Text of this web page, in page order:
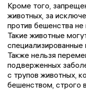
Кроме того,
животных, за
против бешенства
Такие животные
Также нельзя
подверженных
с трупов животных,
бешенством, строго